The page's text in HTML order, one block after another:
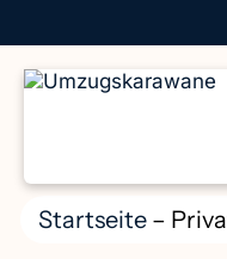
Startseite –
Über uns
Büroumzüge